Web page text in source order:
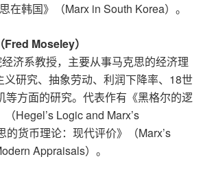
在韩国》（Marx in South Korea）。
Fred Moseley）
济系教授，主要从事马克思的经济理
研究、抽象劳动、利润下降率、18世
等方面的研究。代表作有《黑格尔的逻
Hegel’s Logic and Marx’s
的货币理论：现代评价》（Marx’s
Appraisals）。